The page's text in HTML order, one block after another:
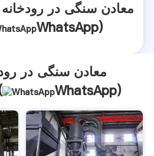
WhatsApp)
معادن سنگی در
WhatsApp)